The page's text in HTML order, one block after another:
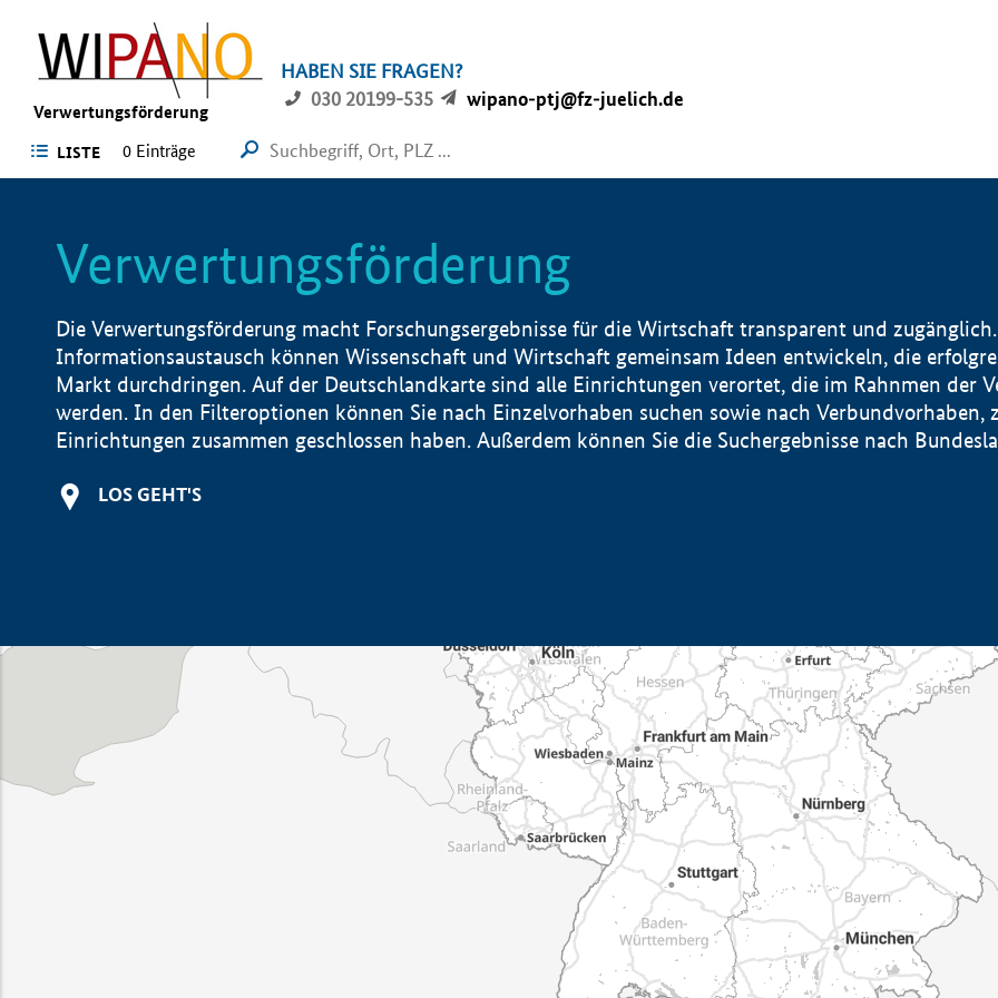
Verwertungsförderung
HABEN SIE FRAGEN?
030 20199-535
wipano-ptj@fz-juelich.de
LISTE 0 Einträge
Verwertungsförderung
Die Verwertungsförderung macht Forschungsergebnisse für die Wirtschaft transparent und
Informationsaustausch können Wissenschaft und Wirtschaft gemeinsam Ideen entwickeln, die
Markt durchdringen. Auf der Deutschlandkarte sind alle Einrichtungen verortet, die im Rahnmen der
werden. In den Filteroptionen können Sie nach Einzelvorhaben suchen sowie nach Verbundvorhaben,
Einrichtungen zusammen geschlossen haben. Außerdem können Sie die Suchergebnisse nach
LOS GEHT'S